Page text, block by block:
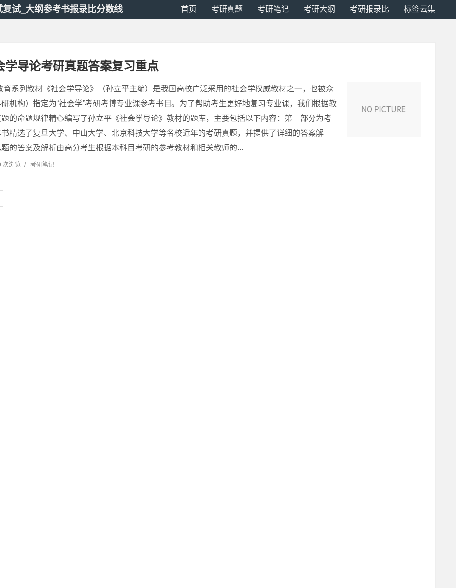
试_大纲参考书报录比分数线 首页 考研真题 考研笔记 考研大纲 考研报录比 标签云集
学导论考研真题答案复习重点
育系列教材《社会学导论》（孙立平主编）是我国高校广泛采用的社会学权威教材之一，也被众
机构）指定为“社会学”考研考博专业课参考书目。为了帮助考生更好地复习专业课，我们根据教
的命题规律精心编写了孙立平《社会学导论》教材的题库，主要包括以下内容：第一部分为考
精选了复旦大学、中山大学、北京科技大学等名校近年的考研真题，并提供了详细的答案解
的答案及解析由高分考生根据本科目考研的参考教材和相关教师的...
次浏览 / 考研笔记